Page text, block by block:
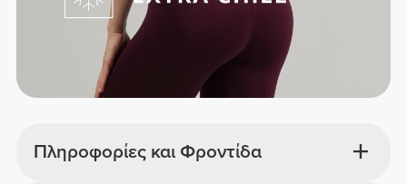
Πληροφορίες και Φροντίδα